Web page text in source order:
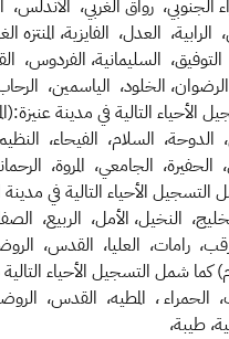
الجنوبي، رواق الغربي، الأندلس،
العدل، الفايزية،
التوفيق، السليمانية، الفردوس،
الرضوان، الخلود، الياسمين،
التالية في مدينة
السلام، الفيحاء،
الحفيرة، الجامعي، المروة،
الأحياء التالية في مدينة
النخيل، الأمل، الربيع،
رامات، العليا، القدس،
كما شمل التسجيل الأحياء
، المطيه، القدس،
طيبة،